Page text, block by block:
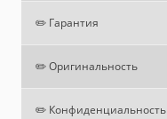
✏️ Гарантия
✏️ Оригинальность
✏️ Конфиденциальность